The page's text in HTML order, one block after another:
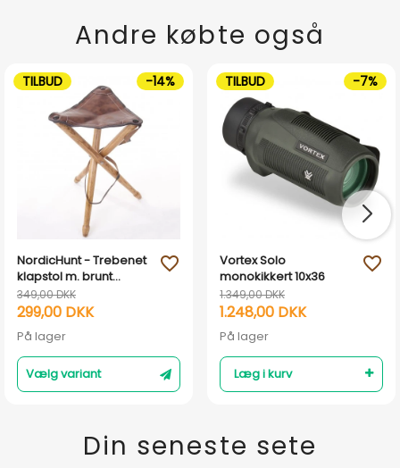
Andre købte også
NordicHunt - Trebenet
klapstol m. brunt
lædersæde
349,00 DKK
299,00 DKK
På lager
Vælg variant
favorite_outline
TILBUD -14%
Vortex Solo
monokikkert 10x36
1.349,00 DKK
1.248,00 DKK
På lager
Læg i kurv
favorite_outline
TILBUD -7%
Din seneste sete